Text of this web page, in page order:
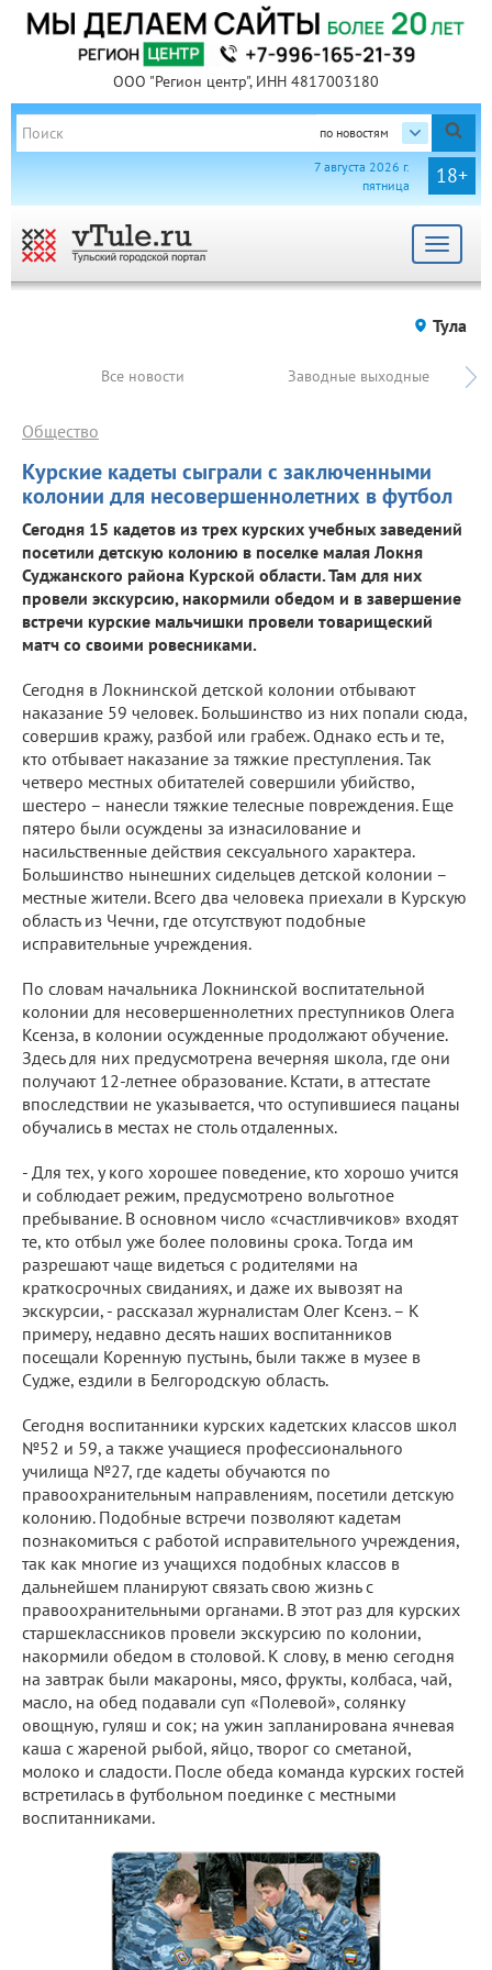
ООО "Регион центр", ИНН 4817003180
по новостям
18+
7 августа 2026 г.
пятница
Toggle
Тула
Все новости Заводные выходные
Курские кадеты сыграли с заключенными
колонии для несовершеннолетних в футбол
Общество
Сегодня 15 кадетов из трех курских учебных заведений
посетили детскую колонию в поселке малая Локня
Суджанского района Курской области. Там для них
провели экскурсию, накормили обедом и в завершение
встречи курские мальчишки провели товарищеский
матч со своими ровесниками.
Сегодня в Локнинской детской колонии отбывают
наказание 59 человек. Большинство из них попали сюда,
совершив кражу, разбой или грабеж. Однако есть и те,
кто отбывает наказание за тяжкие преступления. Так
четверо местных обитателей совершили убийство,
шестеро – нанесли тяжкие телесные повреждения. Еще
пятеро были осуждены за изнасилование и
насильственные действия сексуального характера.
Большинство нынешних сидельцев детской колонии –
местные жители. Всего два человека приехали в Курскую
область из Чечни, где отсутствуют подобные
исправительные учреждения.
По словам начальника Локнинской воспитательной
колонии для несовершеннолетних преступников Олега
Ксенза, в колонии осужденные продолжают обучение.
Здесь для них предусмотрена вечерняя школа, где они
получают 12-летнее образование. Кстати, в аттестате
впоследствии не указывается, что оступившиеся пацаны
обучались в местах не столь отдаленных.
- Для тех, у кого хорошее поведение, кто хорошо учится
и соблюдает режим, предусмотрено вольготное
пребывание. В основном число «счастливчиков» входят
те, кто отбыл уже более половины срока. Тогда им
разрешают чаще видеться с родителями на
краткосрочных свиданиях, и даже их вывозят на
экскурсии, - рассказал журналистам Олег Ксенз. – К
примеру, недавно десять наших воспитанников
посещали Коренную пустынь, были также в музее в
Судже, ездили в Белгородскую область.
Сегодня воспитанники курских кадетских классов школ
№52 и 59, а также учащиеся профессионального
училища №27, где кадеты обучаются по
правоохранительным направлениям, посетили детскую
колонию. Подобные встречи позволяют кадетам
познакомиться с работой исправительного учреждения,
так как многие из учащихся подобных классов в
дальнейшем планируют связать свою жизнь с
правоохранительными органами. В этот раз для курских
старшеклассников провели экскурсию по колонии,
накормили обедом в столовой. К слову, в меню сегодня
на завтрак были макароны, мясо, фрукты, колбаса, чай,
масло, на обед подавали суп «Полевой», солянку
овощную, гуляш и сок; на ужин запланирована ячневая
каша с жареной рыбой, яйцо, творог со сметаной,
молоко и сладости. После обеда команда курских гостей
встретилась в футбольном поединке с местными
воспитанниками.